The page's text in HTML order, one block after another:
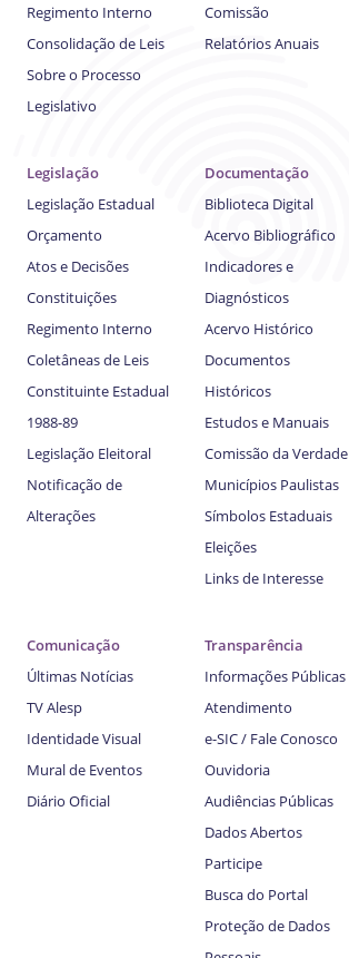
Regimento Interno
Consolidação de Leis
Sobre o Processo
Legislativo
Comissão
Relatórios Anuais
Legislação
Legislação Estadual
Orçamento
Atos e Decisões
Constituições
Regimento Interno
Coletâneas de Leis
Constituinte Estadual
1988-89
Legislação Eleitoral
Notificação de
Alterações
Documentação
Biblioteca Digital
Acervo Bibliográfico
Indicadores e
Diagnósticos
Acervo Histórico
Documentos
Históricos
Estudos e Manuais
Comissão da Verdade
Municípios Paulistas
Símbolos Estaduais
Eleições
Links de Interesse
Comunicação
Últimas Notícias
TV Alesp
Identidade Visual
Mural de Eventos
Diário Oficial
Transparência
Informações Públicas
Atendimento
e-SIC / Fale Conosco
Ouvidoria
Audiências Públicas
Dados Abertos
Participe
Busca do Portal
Proteção de Dados